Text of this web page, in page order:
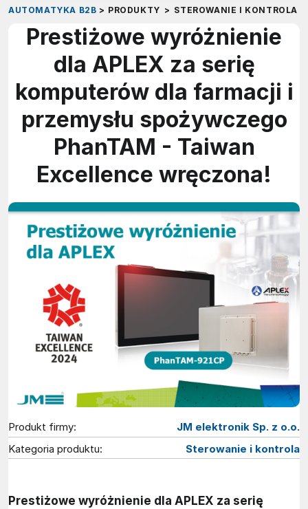
AUTOMATYKA B2B > PRODUKTY > STEROWANIE I KONTROLA
Prestiżowe wyróżnienie
dla APLEX za serię
komputerów dla farmacji i
przemysłu spożywczego
PhanTAM - Taiwan
Excellence wręczona!
Produkt firmy:
JM elektronik Sp. z o.o.
Kategoria produktu:
Sterowanie i kontrola
Prestiżowe wyróżnienie dla APLEX za serię